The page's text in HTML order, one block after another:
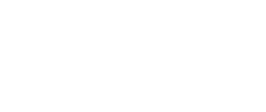
Farbe: Verschiedenfarbig, Größe: S